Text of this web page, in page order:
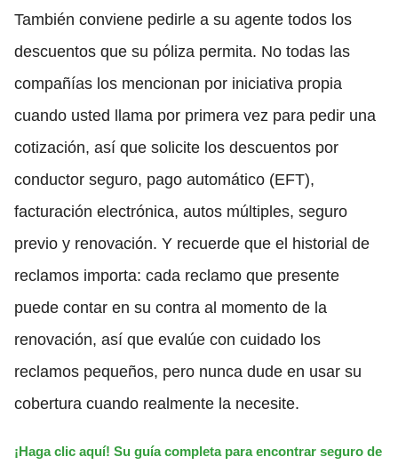
También conviene pedirle a su agente todos los
descuentos que su póliza permita. No todas las
compañías los mencionan por iniciativa propia
cuando usted llama por primera vez para pedir una
cotización, así que solicite los descuentos por
conductor seguro, pago automático (EFT),
facturación electrónica, autos múltiples, seguro
previo y renovación. Y recuerde que el historial de
reclamos importa: cada reclamo que presente
puede contar en su contra al momento de la
renovación, así que evalúe con cuidado los
reclamos pequeños, pero nunca dude en usar su
cobertura cuando realmente la necesite.
¡Haga clic aquí! Su guía completa para encontrar seguro de